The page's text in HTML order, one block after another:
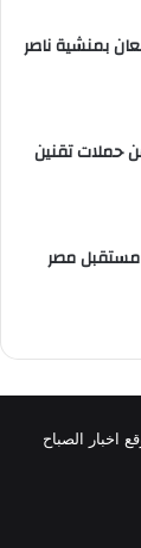
بمنشية ناصر
ضمن حملات تقنين
مستقبل مصر